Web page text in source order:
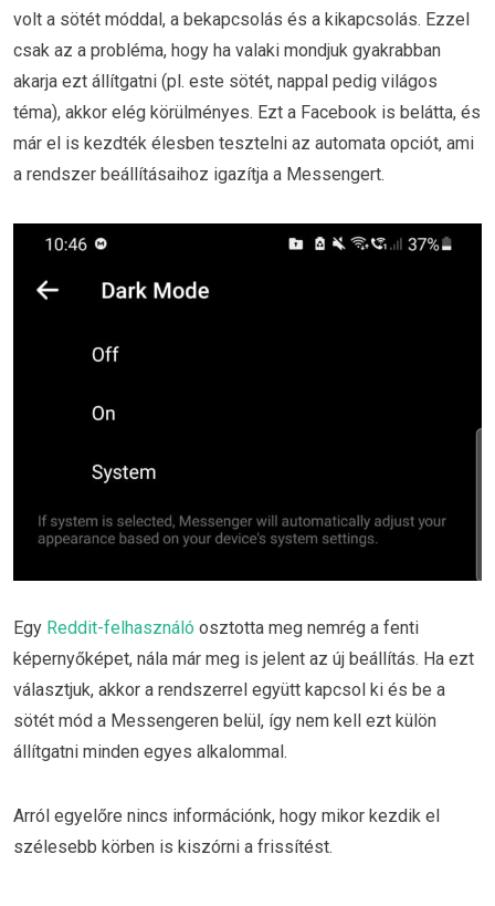
volt a sötét móddal, a bekapcsolás és a kikapcsolás. Ezzel
csak az a probléma, hogy ha valaki mondjuk gyakrabban
akarja ezt állítgatni (pl. este sötét, nappal pedig világos
téma), akkor elég körülményes. Ezt a Facebook is belátta, és
már el is kezdték élesben tesztelni az automata opciót, ami
a rendszer beállításaihoz igazítja a Messengert.
Egy Reddit-felhasználó osztotta meg nemrég a fenti
képernyőképet, nála már meg is jelent az új beállítás. Ha ezt
választjuk, akkor a rendszerrel együtt kapcsol ki és be a
sötét mód a Messengeren belül, így nem kell ezt külön
állítgatni minden egyes alkalommal.
Arról egyelőre nincs információnk, hogy mikor kezdik el
szélesebb körben is kiszórni a frissítést.